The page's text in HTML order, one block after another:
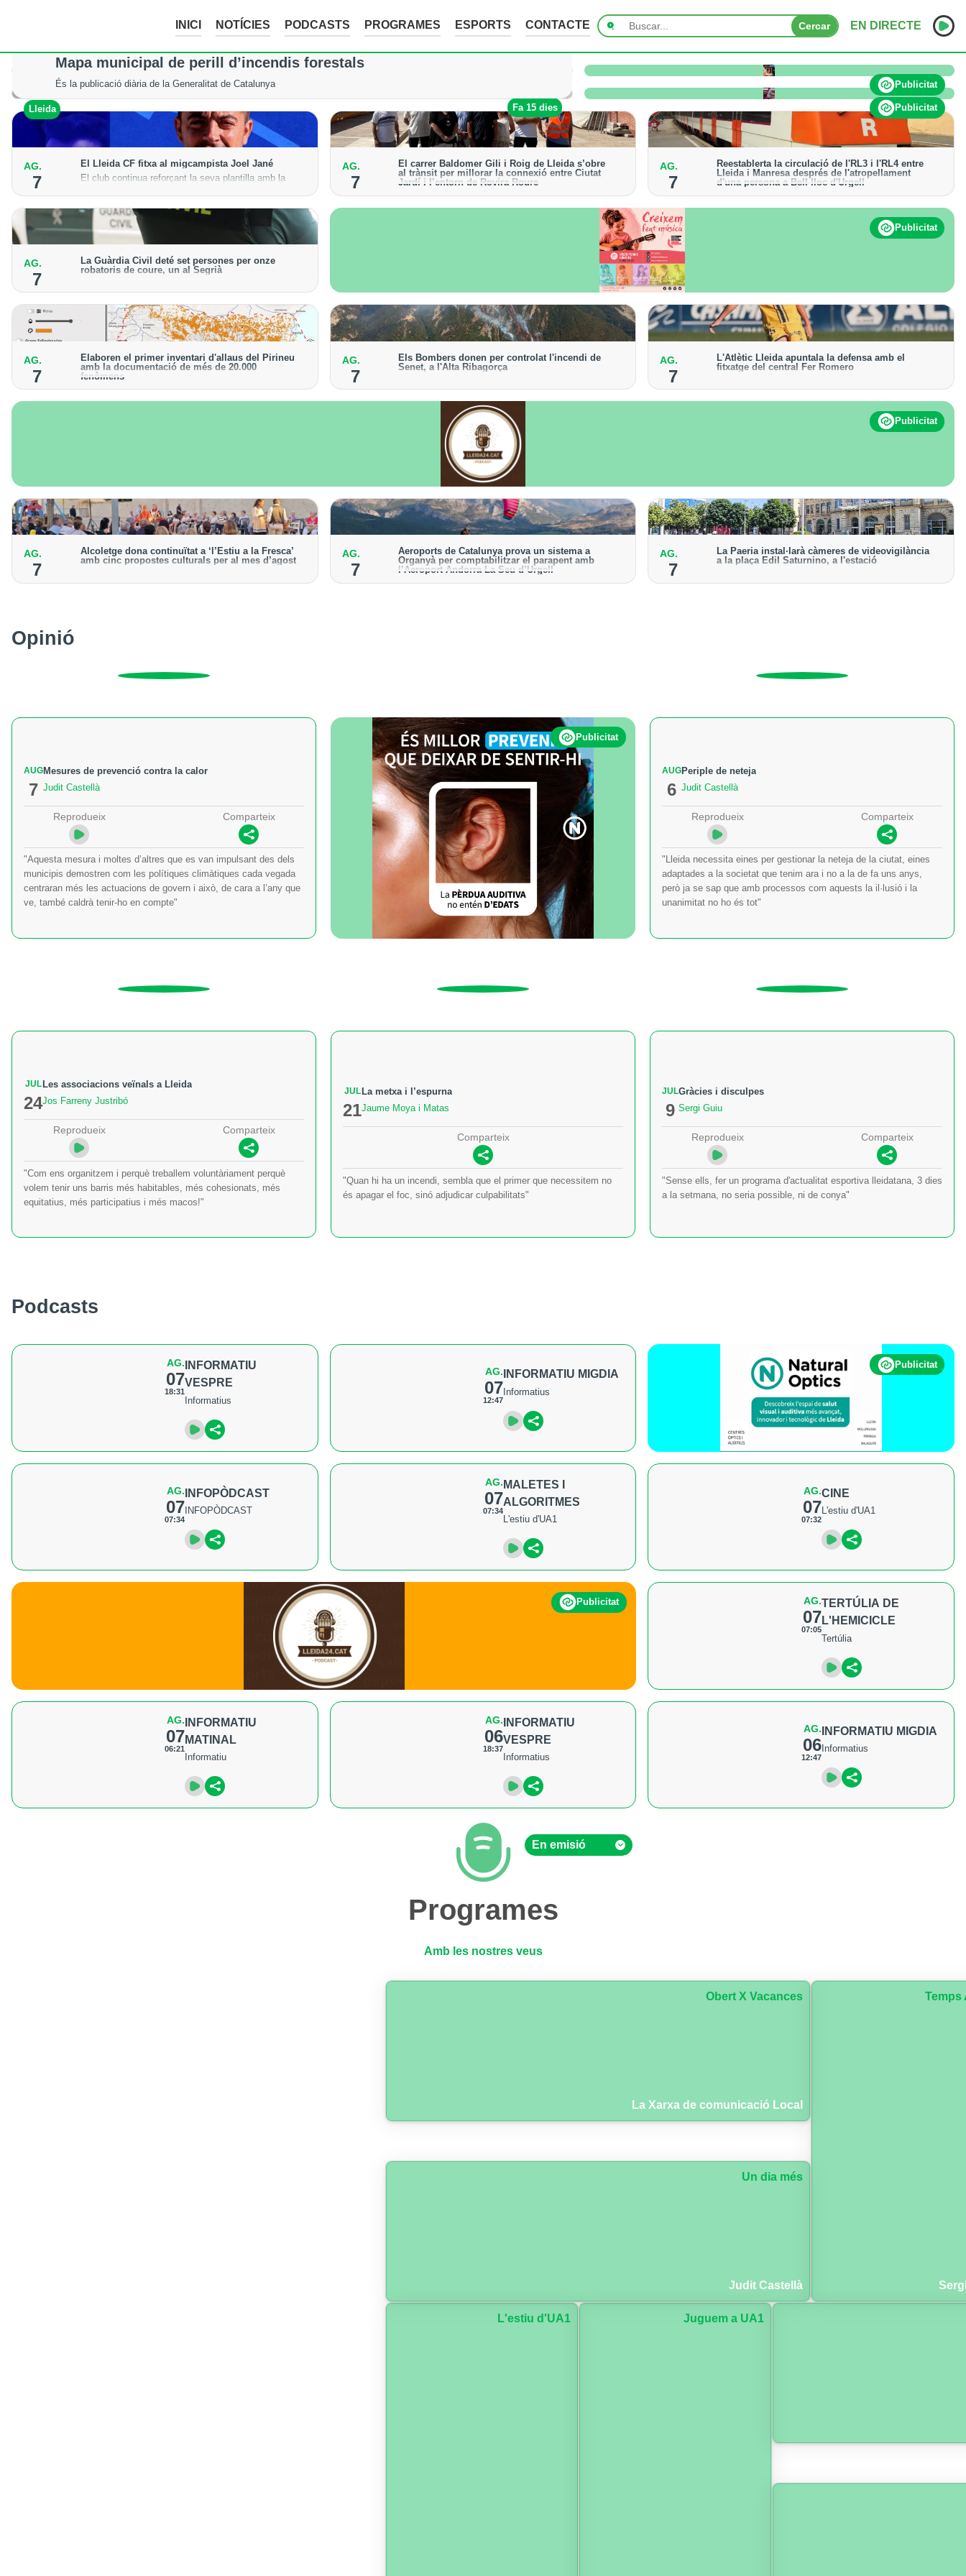
INICI NOTÍCIES PODCASTS PROGRAMES ESPORTS CONTACTE Cercar EN DIRECTE
INICI
NOTÍCIES
PODCASTS
PROGRAMES
ESPORTS
CONTACTE
La tempesta d’aquesta nit deixa pedregades de fins a 7 cm a Raimat, però la verema no pateix afectacions significatives
Tot i els xàfecs i la calamarsa, els cultius del Segrià, la Noguera i l’Urgell no han sofert danys
Publicitat
Lleida Fa 15 dies
Mapa municipal de perill d’incendis forestals
És la publicació diària de la Generalitat de Catalunya
Publicitat
AG.
7
El Lleida CF fitxa al migcampista Joel Jané
El club continua reforçant la seva plantilla amb la
2026-27
AG.
7
El carrer Baldomer Gili i Roig de Lleida s’obre
al trànsit per millorar la connexió entre Ciutat
Jardí i l’entorn de Rovira Roure
S’ha urbanitzat un tram de 135 metres, que incorpora
voreres accessibles, arbrat i renovació dels serveis
AG.
7
Reestablerta la circulació de l'RL3 i l'RL4 entre
Lleida i Manresa després de l'atropellament
d'una persona a Bell-lloc d'Urgell
Els trens aniran recuperant la freqüència de pas
habitual de forma progressiva
AG.
7
La Guàrdia Civil deté set persones per onze
robatoris de coure, un al Segrià
d'Aragó i Catalunya i en plantes fotovoltaiques de
Castella-la Manxa
Publicitat
AG.
7
Elaboren el primer inventari d'allaus del Pirineu
amb la documentació de més de 20.000
fenòmens
Obra de l'Institut Cartogràfic i Geològic de Catalunya,
amb dades a partir del 1427
AG.
7
Els Bombers donen per controlat l'incendi de
Senet, a l'Alta Ribagorça
mitjans aeris per detectar possibles punts calents
AG.
7
L'Atlètic Lleida apuntala la defensa amb el
fitxatge del central Fer Romero
Abreu
Publicitat
AG.
7
Alcoletge dona continuïtat a ‘l’Estiu a la Fresca’
amb cinc propostes culturals per al mes d’agost
l’astronomia amb ‘Alcoletge mira al cel’
AG.
7
Aeroports de Catalunya prova un sistema a
Organyà per comptabilitzar el parapent amb
l’Aeroport Andorra-La Seu d’Urgell
El dispositiu geolocalitza els parapentistes amb una
AG.
7
La Paeria instal·larà càmeres de videovigilància
a la plaça Edil Saturnino, a l'estació
Opinió
AUG
7
Mesures de prevenció contra la calor
Judit Castellà
Reprodueix Comparteix
"Aquesta mesura i moltes d’altres que es van impulsant des dels
municipis demostren com les polítiques climàtiques cada vegada
centraran més les actuacions de govern i això, de cara a l’any que
ve, també caldrà tenir-ho en compte"
Publicitat
AUG
6
Periple de neteja
Judit Castellà
Reprodueix Comparteix
"Lleida necessita eines per gestionar la neteja de la ciutat, eines
adaptades a la societat que tenim ara i no a la de fa uns anys,
però ja se sap que amb processos com aquests la il·lusió i la
unanimitat no ho és tot"
JUL
24
Les associacions veïnals a Lleida
Jos Farreny Justribó
Reprodueix Comparteix
"Com ens organitzem i perquè treballem voluntàriament perquè
volem tenir uns barris més habitables, més cohesionats, més
equitatius, més participatius i més macos!"
JUL
21
La metxa i l’espurna
Jaume Moya i Matas
Comparteix
"Quan hi ha un incendi, sembla que el primer que necessitem no
és apagar el foc, sinó adjudicar culpabilitats"
JUL
9
Gràcies i disculpes
Sergi Guiu
Reprodueix Comparteix
"Sense ells, fer un programa d'actualitat esportiva lleidatana, 3 dies
a la setmana, no seria possible, ni de conya"
Podcasts
AG.
07
18:31
INFORMATIU
VESPRE
Informatius
AG.
07
12:47
INFORMATIU MIGDIA
Informatius
Publicitat
AG.
07
07:34
INFOPÒDCAST
INFOPÒDCAST
AG.
07
07:34
MALETES I
ALGORITMES
L'estiu d'UA1
AG.
07
07:32
CINE
L'estiu d'UA1
Publicitat AG.
07
07:05
TERTÚLIA DE
L'HEMICICLE
Tertúlia
AG.
07
06:21
INFORMATIU
MATINAL
Informatiu
AG.
06
18:37
INFORMATIU
VESPRE
Informatius
AG.
06
12:47
INFORMATIU MIGDIA
Informatius
Programes
Amb les nostres veus
En emisió
Hemeroteca
Obert X Vacances
La Xarxa de comunicació Local
Un dia més
Judit Castellà
Temps
L'estiu d'UA1 Juguem a UA1